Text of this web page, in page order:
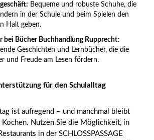
Bequeme und robuste Schuhe, die
in der Schule und beim Spielen den
Halt geben.
bei Bücher Buchhandlung Rupprecht:
Geschichten und Lernbücher, die die
und Freude am Lesen fördern.
für den Schulalltag
ist aufregend – und manchmal bleibt
Nutzen Sie die Möglichkeit, in
in der SCHLOSSPASSAGE